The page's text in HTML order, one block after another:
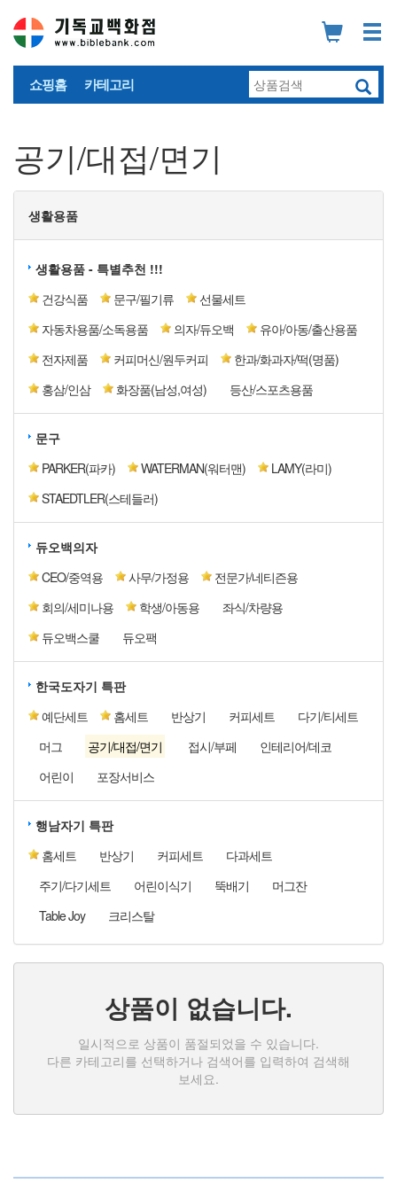
쇼핑홈 카테고리
공기/대접/면기
생활용품
생활용품 - 특별추천 !!!
건강식품
문구/필기류
선물세트
자동차용품/소독용품
의자/듀오백
유아/아동/출산용품
전자제품
커피머신/원두커피
한과/화과자/떡(명품)
홍삼/인삼
화장품(남성,여성) 등산/스포츠용품
문구
PARKER(파카)
WATERMAN(워터맨)
LAMY(라미)
STAEDTLER(스테들러)
듀오백의자
CEO/중역용
사무/가정용
전문가/네티즌용
회의/세미나용
학생/아동용
좌식/차량용
듀오백스쿨
듀오팩
한국도자기 특판
예단세트
홈세트 반상기 커피세트
다기/티세트
머그
공기/대접/면기 접시/부페
인테리어/데코
어린이
포장서비스
행남자기 특판
홈세트
반상기 커피세트
다과세트
주기/다기세트
어린이식기 뚝배기
머그잔
Table Joy
크리스탈
상품이 없습니다.
일시적으로 상품이 품절되었을 수 있습니다.
다른 카테고리를 선택하거나 검색어를 입력하여 검색해
보세요.